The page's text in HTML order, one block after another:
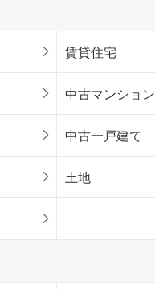
賃貸住宅
中古マンション
中古一戸建て
土地